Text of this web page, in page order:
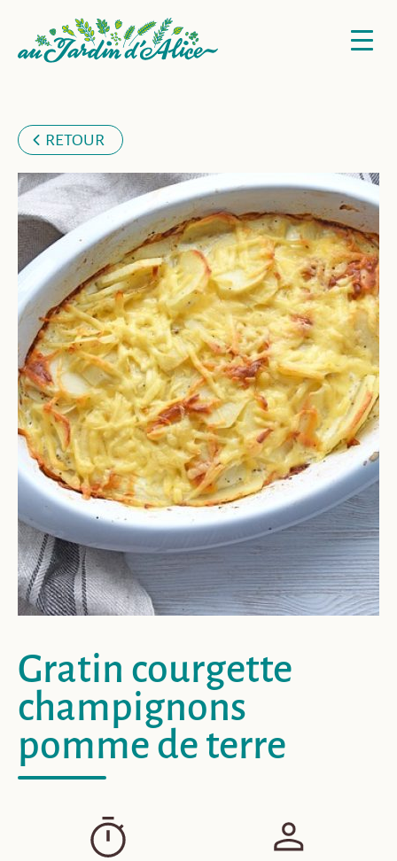
RETOUR
Gratin courgette
champignons
pomme de terre